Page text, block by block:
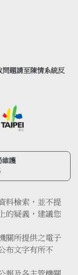
題請至陳情系統反
維護
料檢索，並不提
的疑義，建議您
關所提供之電子
布文字有所不
報及各主管機關